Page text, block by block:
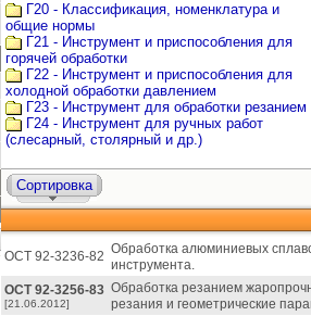
Г20 - Классификация, номенклатура и
общие нормы
Г21 - Инструмент и приспособления для
горячей обработки
Г22 - Инструмент и приспособления для
холодной обработки давлением
Г23 - Инструмент для обработки резанием
Г24 - Инструмент для ручных работ
(слесарный, столярный и др.)
Сортировка
ОСТ 92-3236-82 Обработка алюминиевых
инструмента.
ОСТ 92-3256-83
[21.06.2012]
Обработка резанием
резания и геометрические